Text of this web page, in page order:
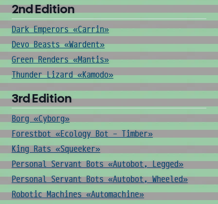
2nd Edition
Dark Emperors «Carrin»
Devo Beasts «Wardent»
Green Renders «Mantis»
Thunder Lizard «Kamodo»
3rd Edition
Borg «Cyborg»
Forestbot «Ecology Bot - Timber»
King Rats «Squeeker»
Personal Servant Bots «Autobot, Legged»
Personal Servant Bots «Autobot, Wheeled»
Robotic Machines «Automachine»